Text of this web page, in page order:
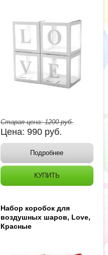
Старая цена:1200руб.
Цена: 990 руб.
Подробнее
КУПИТЬ
Набор коробок для
воздушных шаров, Love,
Красные